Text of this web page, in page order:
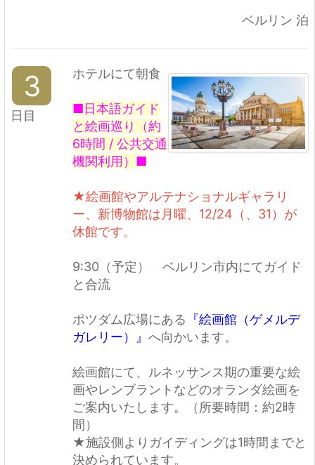
ベルリン 泊
3
日目
ホテルにて朝食
■日本語ガイド
と絵画巡り（約
6時間 / 公共交通
機関利用）■
★絵画館やアルテナショナルギャラリ
ー、新博物館は月曜、12/24（、31）が
休館です。
9:30（予定） ベルリン市内にてガイド
と合流
ポツダム広場にある 『絵画館（ゲメルデ
ガレリー）』 へ向かいます。
絵画館にて、ルネッサンス期の重要な絵
画やレンブラントなどのオランダ絵画を
ご案内いたします。（所要時間：約2時
間）
★施設側よりガイディングは1時間までと
決められています。